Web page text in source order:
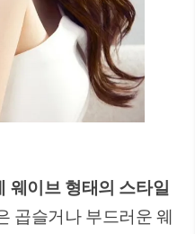
웨이브 형태의 스타일
곱슬거나 부드러운 웨